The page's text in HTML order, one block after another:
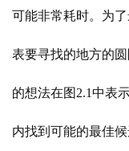
可能非常耗时。为
表要寻找的地方的
的想法在图 2.1中表
内找到可能的最佳